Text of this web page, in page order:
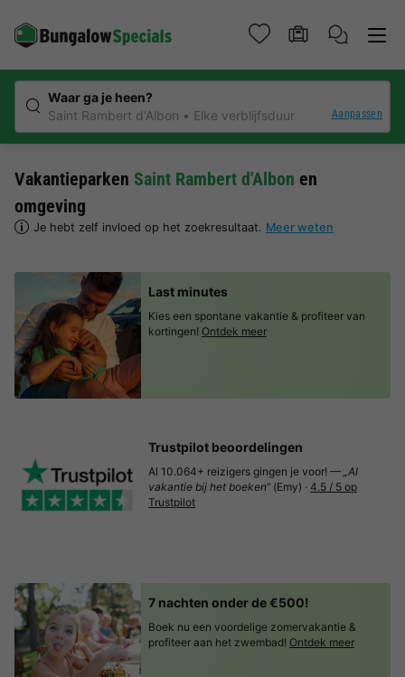
Waar ga je heen?
Saint Rambert d'Albon
Elke verblijfsduur Aanpassen
Vakantieparken Saint Rambert d'Albon en
omgeving
Je hebt zelf invloed op het zoekresultaat. Meer weten
Last minutes
Kies een spontane vakantie & profiteer van
kortingen! Ontdek meer
Trustpilot beoordelingen
Al 10.064+ reizigers gingen je voor! — „Al
vakantie bij het boeken“ (Emy) · 4.5 / 5 op
Trustpilot
7 nachten onder de €500!
Boek nu een voordelige zomervakantie &
profiteer aan het zwembad! Ontdek meer